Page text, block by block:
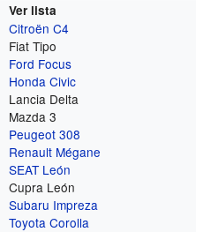
Ver lista
Citroën C4
Fiat Tipo
Ford Focus
Honda Civic
Lancia Delta
Mazda 3
Peugeot 308
Renault Mégane
SEAT León
Cupra León
Subaru Impreza
Toyota Corolla